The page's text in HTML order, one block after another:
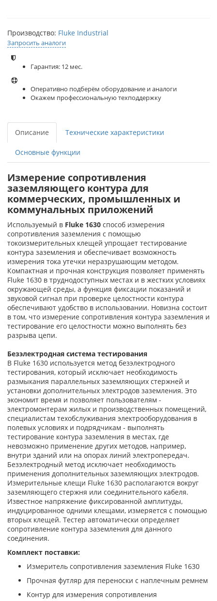
Производство: Fluke Industrial
Запросить аналоги
Гарантия: 12 мес.
Оперативно подберём оборудование и аналоги
Окажем профессиональную техподдержку
Описание Технические характеристики
Основные функции
Измерение сопротивления
заземляющего контура для
коммерческих, промышленных и
коммунальных приложений
Используемый в Fluke 1630 способ измерения
сопротивления заземления с помощью
токоизмерительных клещей упрощает тестирование
контура заземления и обеспечивает возможность
измерения тока утечки неразрушающим методом.
Компактная и прочная конструкция позволяет применять
Fluke 1630 в труднодоступных местах и в жестких условиях
окружающей среды, а функция фиксации показаний и
звуковой сигнал при проверке целостности контура
обеспечивают удобство в использовании. Новизна состоит
в том, что измерение сопротивления контура заземления и
тестирование его целостности можно выполнять без
разрыва цепи.
Безэлектродная система тестирования
В Fluke 1630 используется метод безэлектродного
тестирования, который исключает необходимость
размыкания параллельных заземляющих стержней и
установки дополнительных электродов заземления. Это
экономит время и позволяет пользователям -
электромонтерам жилых и производственных помещений,
специалистам техобслуживания электрооборудования в
полевых условиях и подрядчикам - выполнять
тестирование контура заземления в местах, где
невозможно применение других методов, например,
внутри зданий или на опорах линий электропередач.
Безэлектродный метод исключает необходимость
применения дополнительных заземляющих электродов.
Измерительные клещи Fluke 1630 располагаются вокруг
заземляющего стержня или соединительного кабеля.
Известное напряжение фиксированной амплитуды,
индуцированное одними клещами, измеряется с помощью
вторых клещей. Тестер автоматически определяет
сопротивление контура заземления для данного
соединения.
Комплект поставки:
Измеритель сопротивления заземления Fluke 1630
Прочная футляр для переноски с наплечным ремнем
Контур для измерения сопротивления